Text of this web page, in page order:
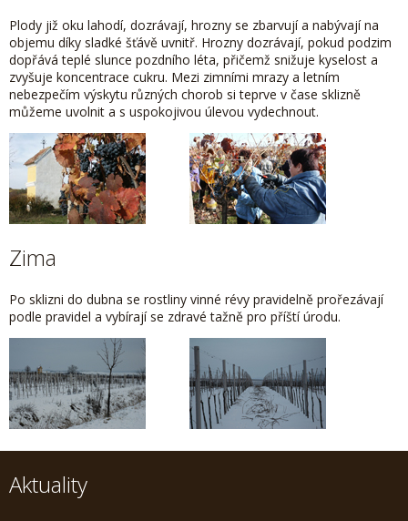
Plody již oku lahodí, dozrávají, hrozny se zbarvují a nabývají na
objemu díky sladké šťávě uvnitř. Hrozny dozrávají, pokud podzim
dopřává teplé slunce pozdního léta, přičemž snižuje kyselost a
zvyšuje koncentrace cukru. Mezi zimními mrazy a letním
nebezpečím výskytu různých chorob si teprve v čase sklizně
můžeme uvolnit a s uspokojivou úlevou vydechnout.
Zima
Po sklizni do dubna se rostliny vinné révy pravidelně prořezávají
podle pravidel a vybírají se zdravé tažně pro příští úrodu.
Aktuality